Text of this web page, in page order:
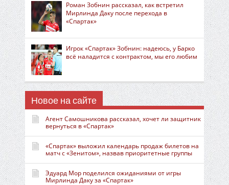
Роман Зобнин рассказал, как встретил
Мирлинда Даку после перехода в
«Спартак»
Игрок «Спартак» Зобнин: надеюсь, у Барко
всё наладится с контрактом, мы его любим
Новое на сайте
Агент Самошникова рассказал, хочет ли защитник
вернуться в «Спартак»
«Спартак» выложил календарь продаж билетов на
матч с «Зенитом», назвав приоритетные группы
Эдуард Мор поделился ожиданиями от игры
Мирлинда Даку за «Спартак»